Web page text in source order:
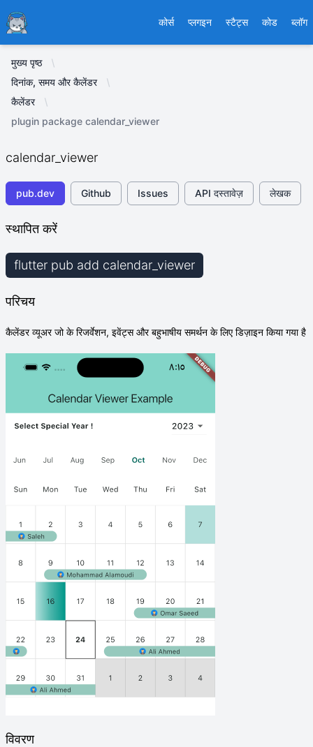
Ducafecat कोर्स प्लगइन स्टैट्स कोड ब्लॉग
मुख्य पृष्ठ
दिनांक, समय और कैलेंडर
कैलेंडर
plugin package calendar_viewer
calendar_viewer
pub.dev Github Issues API दस्तावेज़ लेखक
स्थापित करें
flutter pub add calendar_viewer
परिचय
कैलेंडर व्यूअर जो के रिजर्वेशन, इवेंट्स और बहुभाषीय समर्थन के लिए डिज़ाइन किया गया है
विवरण